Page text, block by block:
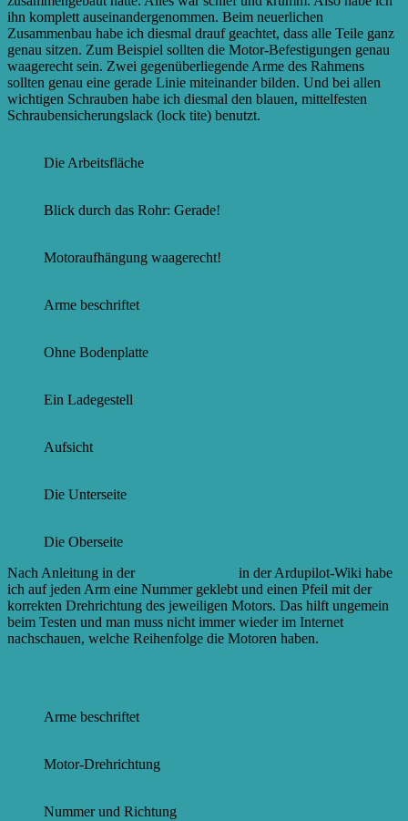
ihn komplett auseinandergenommen. Beim neuerlichen
Zusammenbau habe ich diesmal drauf geachtet, dass alle Teile ganz
genau sitzen. Zum Beispiel sollten die Motor-Befestigungen genau
waagerecht sein. Zwei gegenüberliegende Arme des Rahmens
sollten genau eine gerade Linie miteinander bilden. Und bei allen
wichtigen Schrauben habe ich diesmal den blauen, mittelfesten
Schraubensicherungslack (lock tite) benutzt.
Die Arbeitsfläche
Blick durch das Rohr: Gerade!
Motoraufhängung waagerecht!
Arme beschriftet
Ohne Bodenplatte
Ein Ladegestell
Aufsicht
Die Unterseite
Die Oberseite
Nach Anleitung in der
in der Ardupilot-Wiki habe
ich auf jeden Arm eine Nummer geklebt und einen Pfeil mit der
korrekten Drehrichtung des jeweiligen Motors. Das hilft ungemein
beim Testen und man muss nicht immer wieder im Internet
nachschauen, welche Reihenfolge die Motoren haben.
Arme beschriftet
Motor-Drehrichtung
Nummer und Richtung